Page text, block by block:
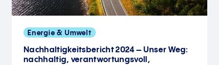
Energie & Umwelt
Nachhaltigkeitsbericht 2024 – Unser Weg:
nachhaltig, verantwortungsvoll,